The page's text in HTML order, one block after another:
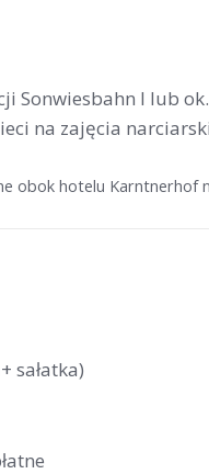
Sonwiesbahn I lub
na zajęcia
obok hotelu Karntnerhof
sałatka)